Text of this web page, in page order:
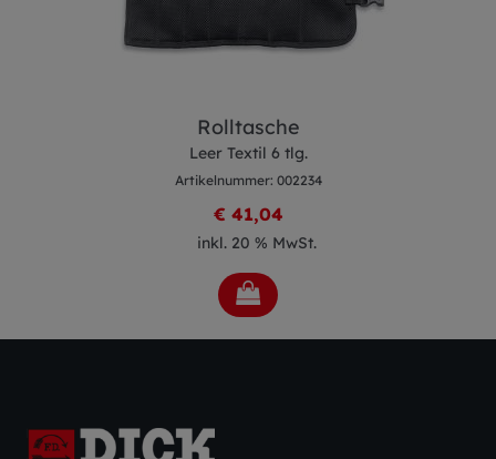
Rolltasche
Leer Textil 6 tlg.
Artikelnummer: 002234
€ 41,04
inkl. 20 % MwSt.